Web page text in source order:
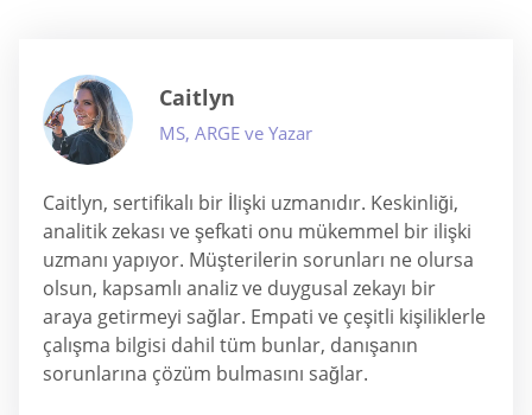
Caitlyn
MS, ARGE ve Yazar
Caitlyn, sertifikalı bir İlişki uzmanıdır. Keskinliği,
analitik zekası ve şefkati onu mükemmel bir ilişki
uzmanı yapıyor. Müşterilerin sorunları ne olursa
olsun, kapsamlı analiz ve duygusal zekayı bir
araya getirmeyi sağlar. Empati ve çeşitli kişiliklerle
çalışma bilgisi dahil tüm bunlar, danışanın
sorunlarına çözüm bulmasını sağlar.